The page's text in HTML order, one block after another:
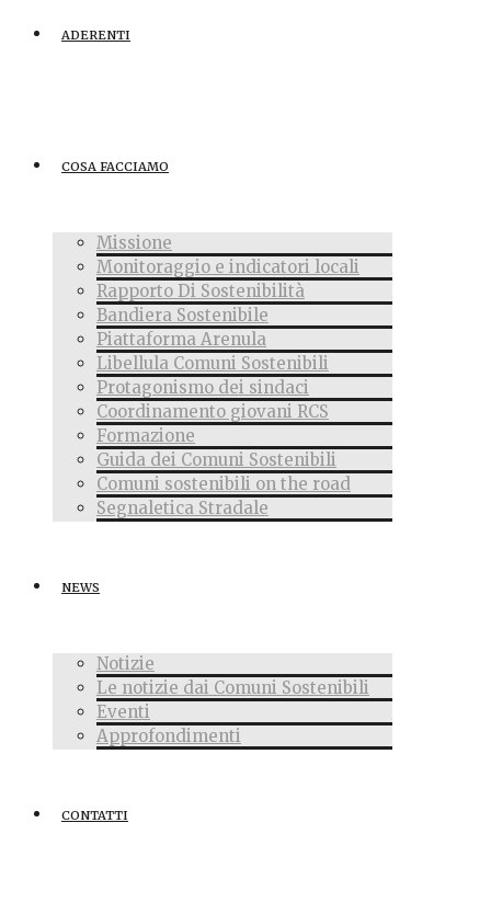
ADERENTI
COSA FACCIAMO
Missione
Monitoraggio e indicatori locali
Rapporto Di Sostenibilità
Bandiera Sostenibile
Piattaforma Arenula
Libellula Comuni Sostenibili
Protagonismo dei sindaci
Coordinamento giovani RCS
Formazione
Guida dei Comuni Sostenibili
Comuni sostenibili on the road
Segnaletica Stradale
NEWS
Notizie
Le notizie dai Comuni Sostenibili
Eventi
Approfondimenti
CONTATTI